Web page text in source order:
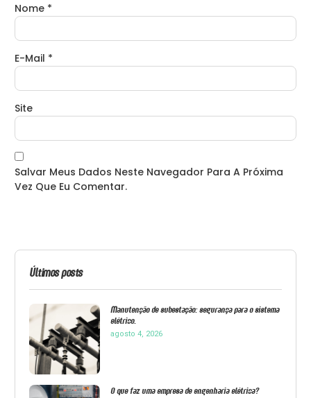
Nome *
E-Mail *
Site
Salvar Meus Dados Neste Navegador Para A Próxima
Vez Que Eu Comentar.
Últimos posts
Manutenção de subestação: segurança para o sistema
elétrico.
agosto 4, 2026
O que faz uma empresa de engenharia elétrica?